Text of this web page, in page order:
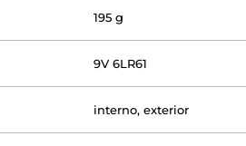
195 g
9V 6LR61
interno,exterior